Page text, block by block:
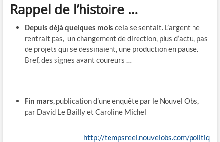
Rappel de l’histoire …
Depuis déjà quelques mois cela se sentait. L’argent ne
rentrait pas, un changement de direction, plus d’actu, pas
de projets qui se dessinaient, une production en pause.
Bref, des signes avant coureurs …
Fin mars, publication d’une enquête par le Nouvel Obs,
par David Le Bailly et Caroline Michel
http://tempsreel.nouvelobs.com/politiq